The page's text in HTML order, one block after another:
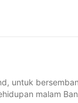
untuk
malam